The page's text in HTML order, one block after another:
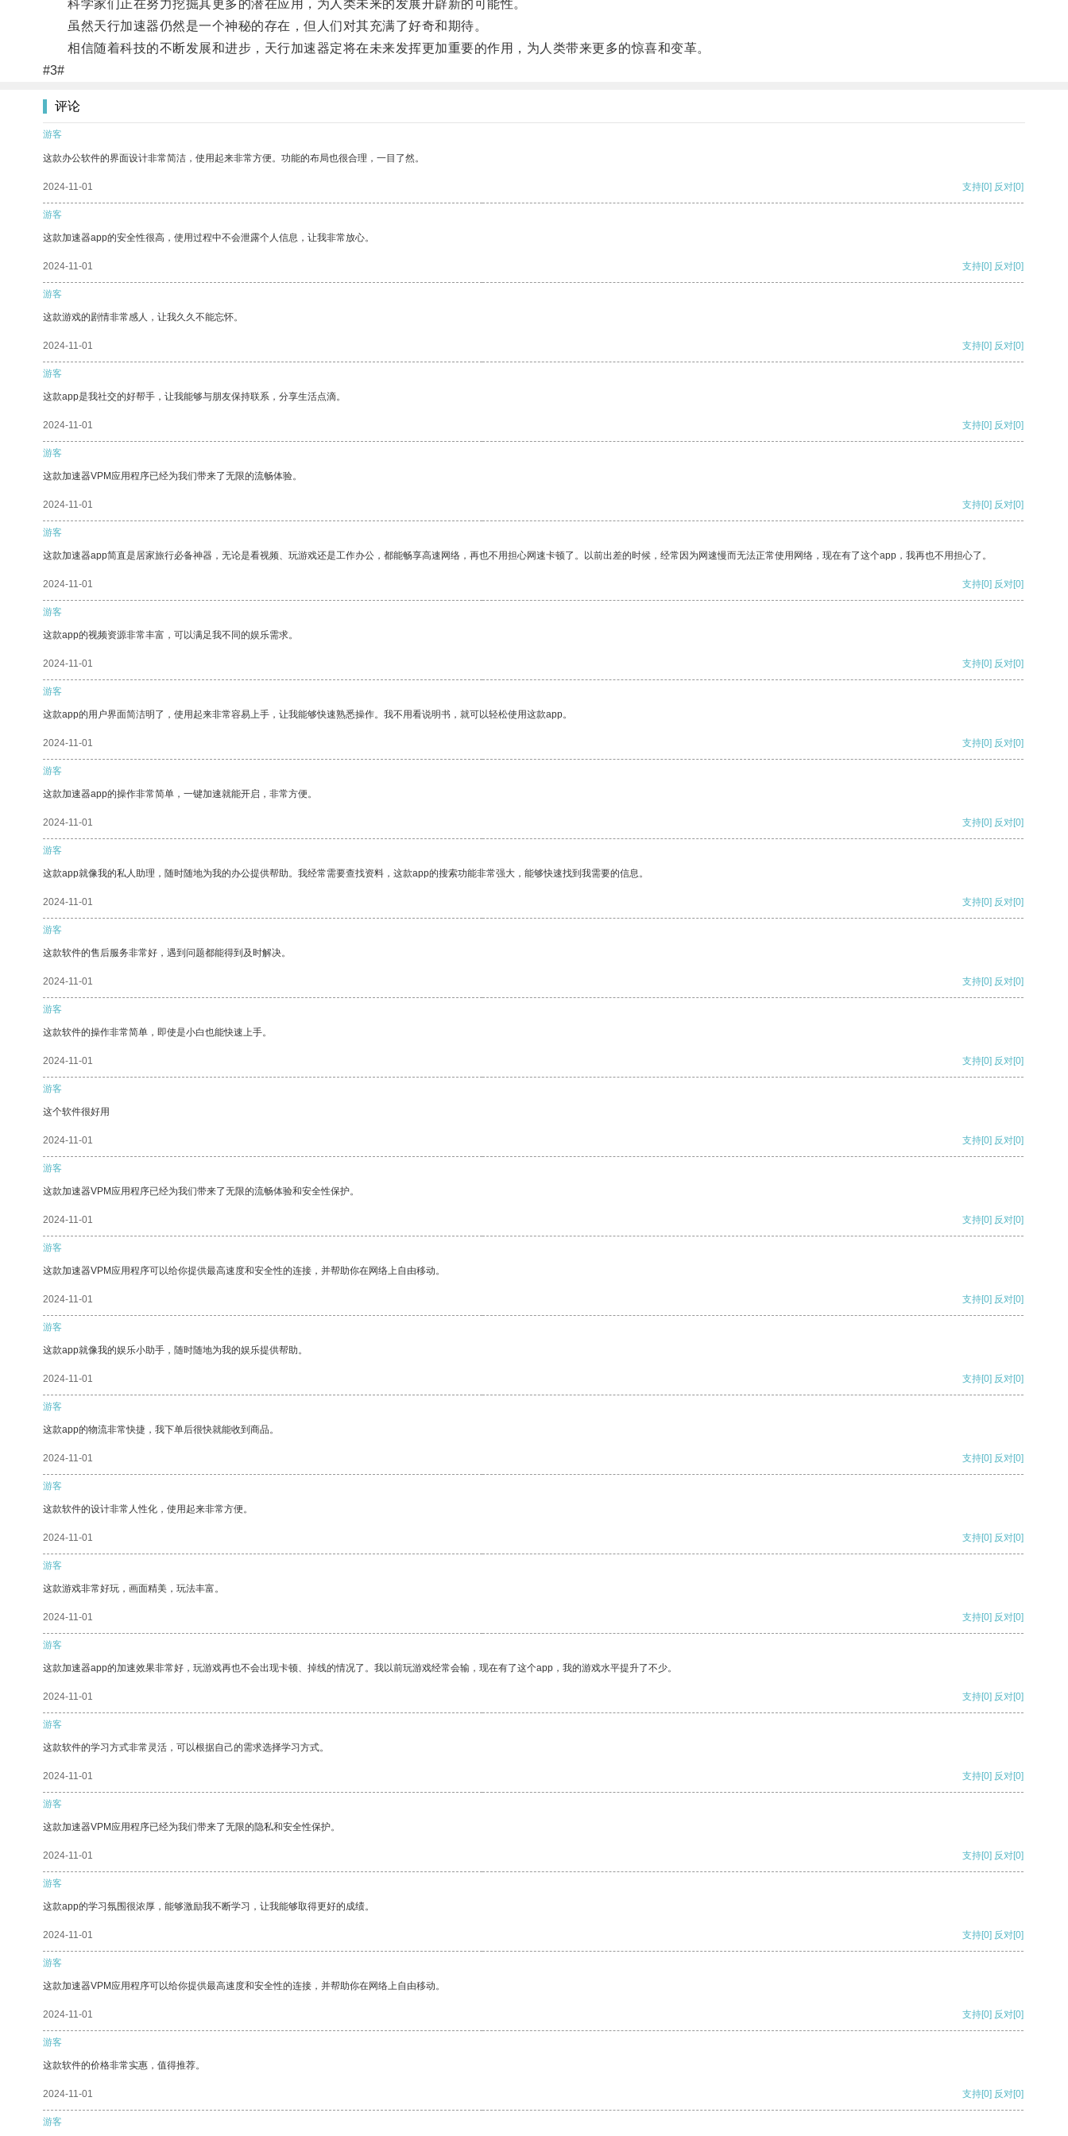
科学家们正在努力挖掘其更多的潜在应用，为人类未来的发展开辟新的可能性。
虽然天行加速器仍然是一个神秘的存在，但人们对其充满了好奇和期待。
相信随着科技的不断发展和进步，天行加速器定将在未来发挥更加重要的作用，为人类带来更多的惊喜和变革。
#3#
评论
游客
这款办公软件的界面设计非常简洁，使用起来非常方便。功能的布局也很合理，一目了然。
2024-11-01 支持[0] 反对[0]
游客
这款加速器app的安全性很高，使用过程中不会泄露个人信息，让我非常放心。
2024-11-01 支持[0] 反对[0]
游客
这款游戏的剧情非常感人，让我久久不能忘怀。
2024-11-01 支持[0] 反对[0]
游客
这款app是我社交的好帮手，让我能够与朋友保持联系，分享生活点滴。
2024-11-01 支持[0] 反对[0]
游客
这款加速器VPM应用程序已经为我们带来了无限的流畅体验。
2024-11-01 支持[0] 反对[0]
游客
这款加速器app简直是居家旅行必备神器，无论是看视频、玩游戏还是工作办公，都能畅享高速网络，再也不用担心网速卡顿了。以前出差的时候，经常因为网速慢而无法正常使用网络，现在有了这个app，我再也不用担心了。
2024-11-01 支持[0] 反对[0]
游客
这款app的视频资源非常丰富，可以满足我不同的娱乐需求。
2024-11-01 支持[0] 反对[0]
游客
这款app的用户界面简洁明了，使用起来非常容易上手，让我能够快速熟悉操作。我不用看说明书，就可以轻松使用这款app。
2024-11-01 支持[0] 反对[0]
游客
这款加速器app的操作非常简单，一键加速就能开启，非常方便。
2024-11-01 支持[0] 反对[0]
游客
这款app就像我的私人助理，随时随地为我的办公提供帮助。我经常需要查找资料，这款app的搜索功能非常强大，能够快速找到我需要的信息。
2024-11-01 支持[0] 反对[0]
游客
这款软件的售后服务非常好，遇到问题都能得到及时解决。
2024-11-01 支持[0] 反对[0]
游客
这款软件的操作非常简单，即使是小白也能快速上手。
2024-11-01 支持[0] 反对[0]
游客
这个软件很好用
2024-11-01 支持[0] 反对[0]
游客
这款加速器VPM应用程序已经为我们带来了无限的流畅体验和安全性保护。
2024-11-01 支持[0] 反对[0]
游客
这款加速器VPM应用程序可以给你提供最高速度和安全性的连接，并帮助你在网络上自由移动。
2024-11-01 支持[0] 反对[0]
游客
这款app就像我的娱乐小助手，随时随地为我的娱乐提供帮助。
2024-11-01 支持[0] 反对[0]
游客
这款app的物流非常快捷，我下单后很快就能收到商品。
2024-11-01 支持[0] 反对[0]
游客
这款软件的设计非常人性化，使用起来非常方便。
2024-11-01 支持[0] 反对[0]
游客
这款游戏非常好玩，画面精美，玩法丰富。
2024-11-01 支持[0] 反对[0]
游客
这款加速器app的加速效果非常好，玩游戏再也不会出现卡顿、掉线的情况了。我以前玩游戏经常会输，现在有了这个app，我的游戏水平提升了不少。
2024-11-01 支持[0] 反对[0]
游客
这款软件的学习方式非常灵活，可以根据自己的需求选择学习方式。
2024-11-01 支持[0] 反对[0]
游客
这款加速器VPM应用程序已经为我们带来了无限的隐私和安全性保护。
2024-11-01 支持[0] 反对[0]
游客
这款app的学习氛围很浓厚，能够激励我不断学习，让我能够取得更好的成绩。
2024-11-01 支持[0] 反对[0]
游客
这款加速器VPM应用程序可以给你提供最高速度和安全性的连接，并帮助你在网络上自由移动。
2024-11-01 支持[0] 反对[0]
游客
这款软件的价格非常实惠，值得推荐。
2024-11-01 支持[0] 反对[0]
游客